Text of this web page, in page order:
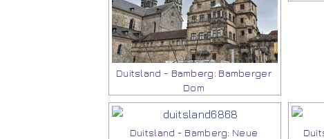
Duitsland - Bamberg: Bamberger
Dom
Duitsland - Bamberg: Neue